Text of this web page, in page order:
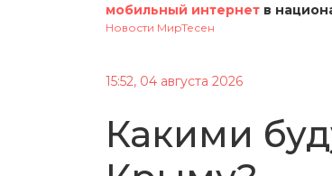
мобильный интернет в
Новости МирТесен
15:52, 04 августа 2026
Какими